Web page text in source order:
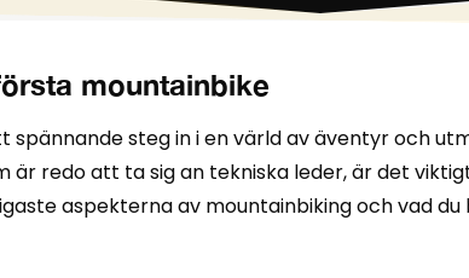
mountainbike
steg in i en värld av äventyr och
är redo att ta sig an tekniska leder, är det
aspekterna av mountainbiking och vad